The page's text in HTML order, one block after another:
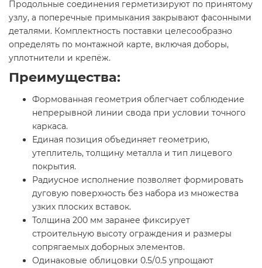
Продольные соединения герметизируют по принятому
узлу, а поперечные примыкания закрывают фасонными
деталями. Комплектность поставки целесообразно
определять по монтажной карте, включая доборы,
уплотнители и крепёж.
Преимущества:
Формованная геометрия облегчает соблюдение
непрерывной линии свода при условии точного
каркаса.
Единая позиция объединяет геометрию,
утеплитель, толщину металла и тип лицевого
покрытия.
Радиусное исполнение позволяет формировать
дуговую поверхность без набора из множества
узких плоских вставок.
Толщина 200 мм заранее фиксирует
строительную высоту ограждения и размеры
сопрягаемых доборных элементов.
Одинаковые облицовки 0.5/0.5 упрощают